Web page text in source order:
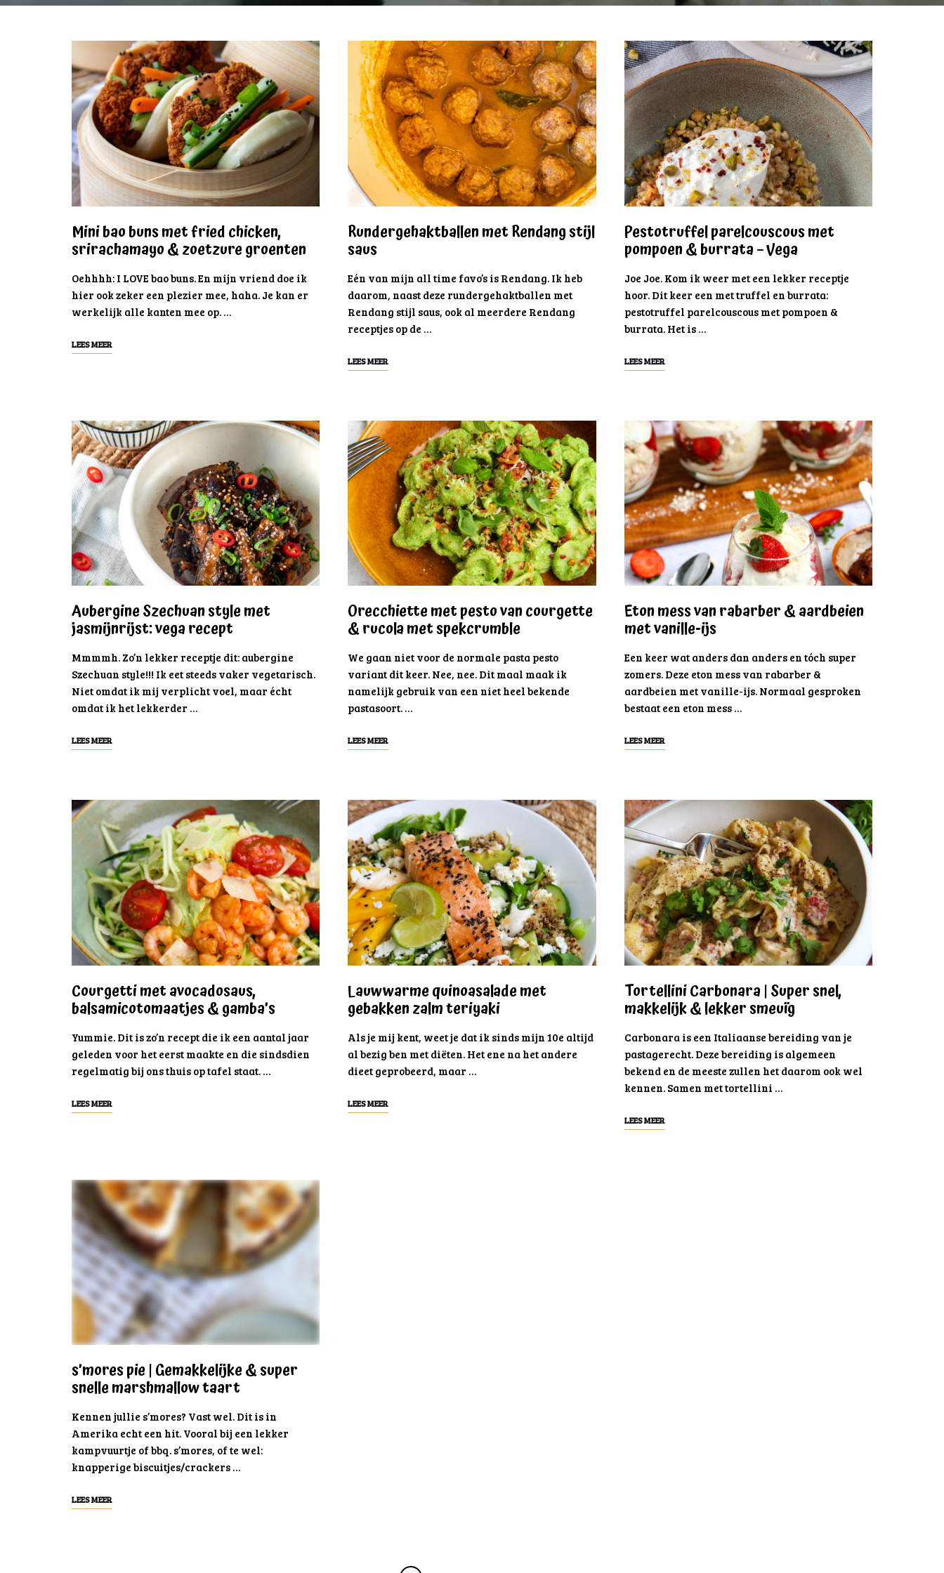
Mini bao buns met fried chicken,
srirachamayo & zoetzure groenten
Oehhhh: I LOVE bao buns. En mijn vriend doe ik
hier ook zeker een plezier mee, haha. Je kan er
werkelijk alle kanten mee op. …
LEES MEER
Rundergehaktballen met Rendang stijl
saus
Eén van mijn all time favo’s is Rendang. Ik heb
daarom, naast deze rundergehaktballen met
Rendang stijl saus, ook al meerdere Rendang
receptjes op de …
LEES MEER
Pestotruffel parelcouscous met
pompoen & burrata – Vega
Joe Joe. Kom ik weer met een lekker receptje
hoor. Dit keer een met truffel en burrata:
pestotruffel parelcouscous met pompoen &
burrata. Het is …
LEES MEER
Aubergine Szechuan style met
jasmijnrijst: vega recept
Mmmmh. Zo’n lekker receptje dit: aubergine
Szechuan style!!! Ik eet steeds vaker vegetarisch.
Niet omdat ik mij verplicht voel, maar écht
omdat ik het lekkerder …
LEES MEER
Orecchiette met pesto van courgette
& rucola met spekcrumble
We gaan niet voor de normale pasta pesto
variant dit keer. Nee, nee. Dit maal maak ik
namelijk gebruik van een niet heel bekende
pastasoort. …
LEES MEER
Eton mess van rabarber & aardbeien
met vanille-ijs
Een keer wat anders dan anders en tóch super
zomers. Deze eton mess van rabarber &
aardbeien met vanille-ijs. Normaal gesproken
bestaat een eton mess …
LEES MEER
Courgetti met avocadosaus,
balsamicotomaatjes & gamba’s
Yummie. Dit is zo’n recept die ik een aantal jaar
geleden voor het eerst maakte en die sindsdien
regelmatig bij ons thuis op tafel staat. …
LEES MEER
Lauwwarme quinoasalade met
gebakken zalm teriyaki
Als je mij kent, weet je dat ik sinds mijn 10e altijd
al bezig ben met diëten. Het ene na het andere
dieet geprobeerd, maar …
LEES MEER
Tortellini Carbonara | Super snel,
makkelijk & lekker smeuïg
Carbonara is een Italiaanse bereiding van je
pastagerecht. Deze bereiding is algemeen
bekend en de meeste zullen het daarom ook wel
kennen. Samen met tortellini …
LEES MEER
s’mores pie | Gemakkelijke & super
snelle marshmallow taart
Kennen jullie s’mores? Vast wel. Dit is in
Amerika echt een hit. Vooral bij een lekker
kampvuurtje of bbq. s’mores, of te wel:
knapperige biscuitjes/crackers …
LEES MEER